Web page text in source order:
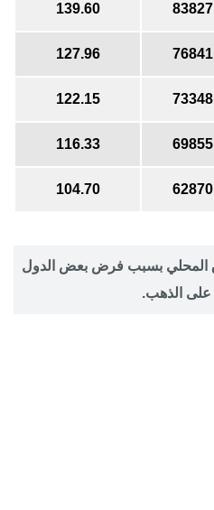
139.60
127.96
122.15
116.33
104.70
المحلي بسبب فرض بعض الدول
الذهب.